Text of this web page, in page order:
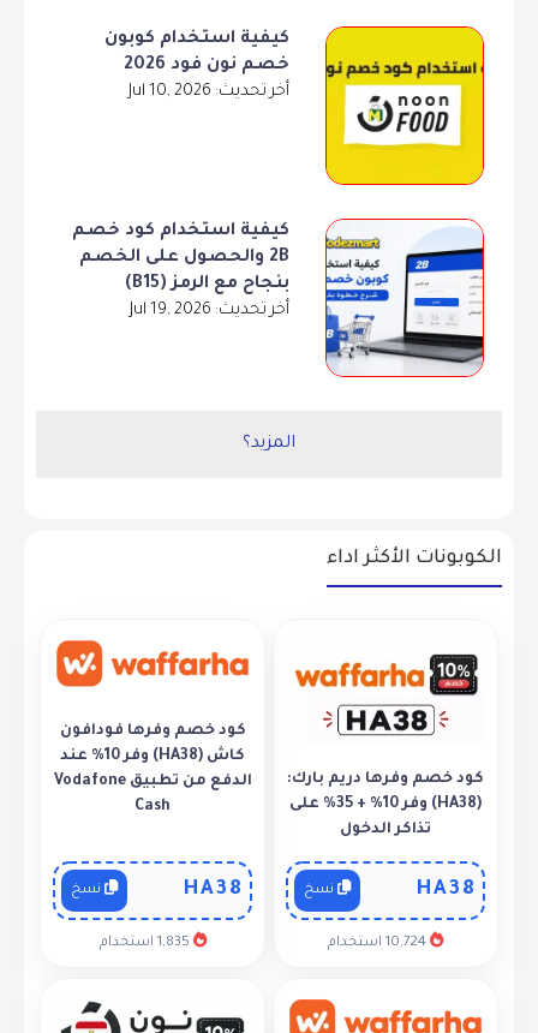
كيفية استخدام كوبون
خصم نون فود 2026
أخر تحديث: Jul 10, 2026
كيفية استخدام كود خصم
2B والحصول على الخصم
بنجاح مع الرمز (B15)
أخر تحديث: Jul 19, 2026
المزيد؟
الكوبونات الأكثر اداء
كود خصم وفرها دريم بارك:
(HA38) وفر 10% + 35% على
تذاكر الدخول
HA38
كود خصم وفرها فودافون
كاش (HA38) وفر 10% عند
الدفع من تطبيق Vodafone
Cash
HA38